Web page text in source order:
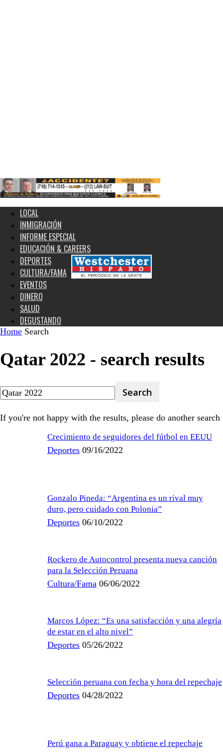
LOCAL
INMIGRACIÓN
INFORME ESPECIAL
EDUCACIÓN & CAREERS
DEPORTES
CULTURA/FAMA
EVENTOS
DINERO
SALUD
DEGUSTANDO
Home Search
Qatar 2022 - search results
If you're not happy with the results, please do another search
Crecimiento de seguidores del fútbol en EEUU
Deportes 09/16/2022
Gonzalo Pineda: “Argentina es un rival muy
duro, pero cuidado con Polonia”
Deportes 06/10/2022
Rockero de Autocontrol presenta nueva canción
para la Selección Peruana
Cultura/Fama 06/06/2022
Marcos López: “Es una satisfacción y una alegría
de estar en el alto nivel”
Deportes 05/26/2022
Selección peruana con fecha y hora del repechaje
Deportes 04/28/2022
Perú gana a Paraguay y obtiene el repechaje